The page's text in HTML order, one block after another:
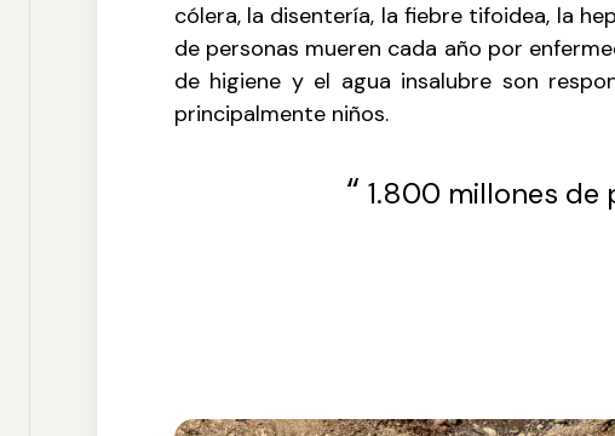
cólera, la disentería, la fiebre tifoidea, la
de personas mueren cada año por
de higiene y el agua insalubre son
principalmente niños.
“1.800 millones de